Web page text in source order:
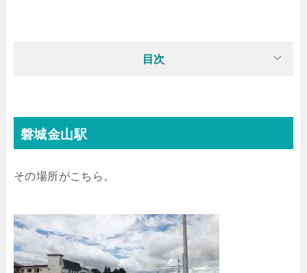
目次
磐城金山駅
その場所がこちら。